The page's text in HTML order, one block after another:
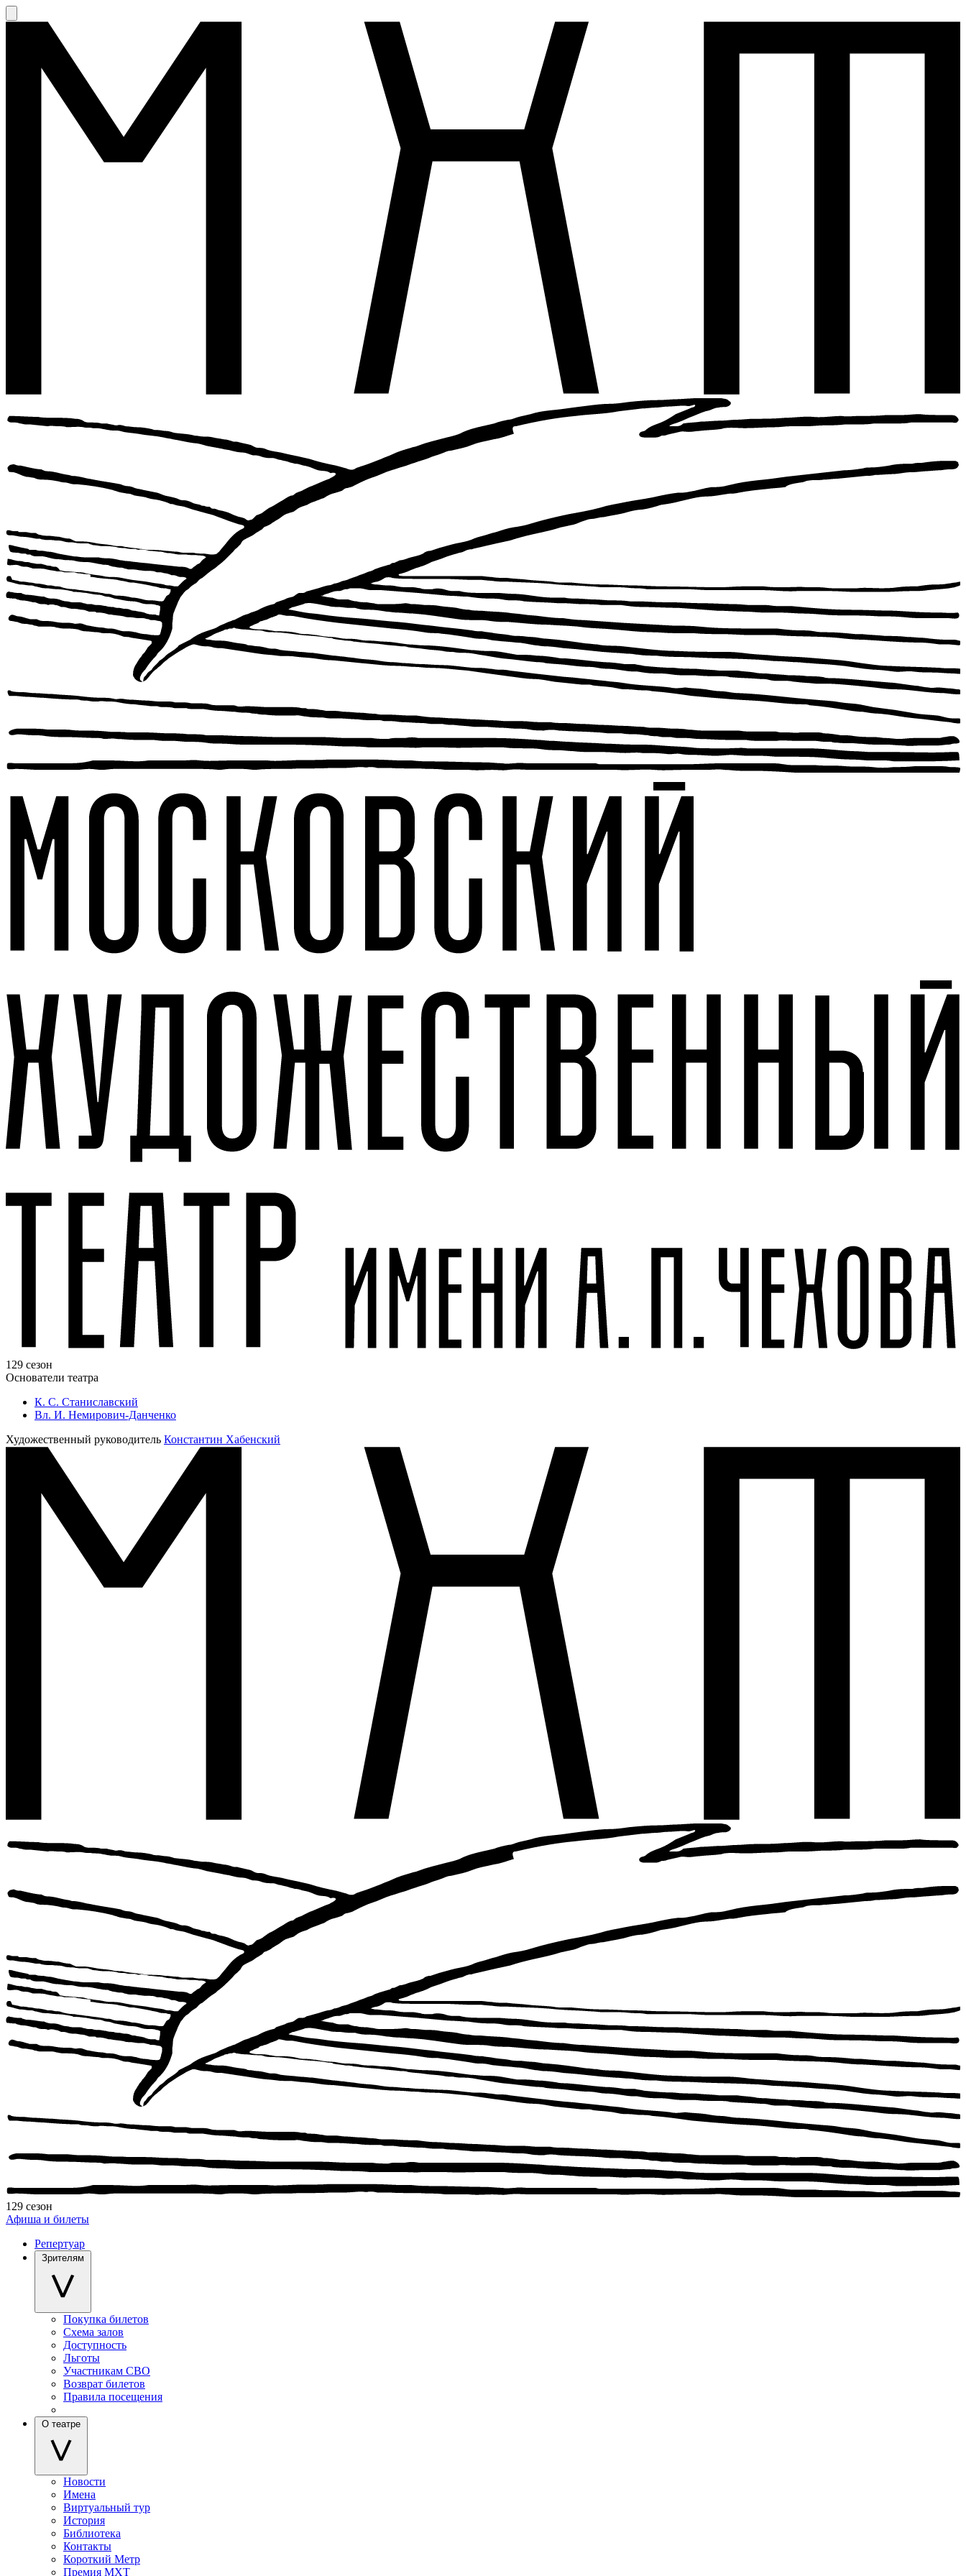
129 сезон
Основатели театра
К. С. Станиславский
Вл. И. Немирович-Данченко
Художественный руководитель Константин Хабенский
129 сезон
Афиша и билеты
Репертуар
Зрителям
Покупка билетов
Схема залов
Доступность
Льготы
Участникам СВО
Возврат билетов
Правила посещения
О театре
Новости
Имена
Виртуальный тур
История
Библиотека
Контакты
Короткий Метр
Премия МХТ